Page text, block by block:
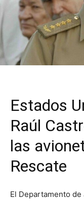
Estados
Raúl
las
Rescate
El Departamento